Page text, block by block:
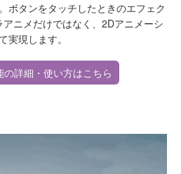
ボタンをタッチしたときのエフェク
ニメだけではなく、2Dアニメーシ
実現します。
の詳細・使い方はこちら